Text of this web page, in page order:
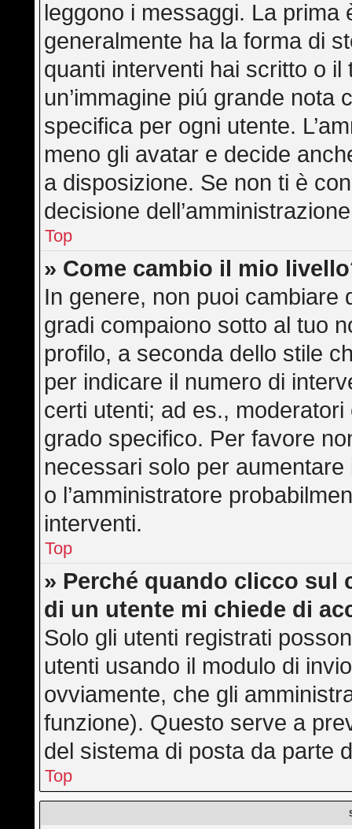
leggono i messaggi. La prima
generalmente ha la forma di
quanti interventi hai scritto o
un’immagine piú grande
specifica per ogni utente.
meno gli avatar e decide
a disposizione. Se non ti è
decisione
Top
» Come cambio il mio
In genere, non puoi cambiare
gradi compaiono sotto al tuo
profilo, a seconda dello stile
per indicare il numero di
certi utenti; ad es.,
grado specifico. Per favore
necessari solo per
o l’amministratore
interventi.
Top
» Perché quando clicco sul
di un utente mi chiede di
Solo gli utenti registrati
utenti usando il modulo di
ovviamente, che gli
funzione). Questo serve a
del sistema di posta da parte
Top